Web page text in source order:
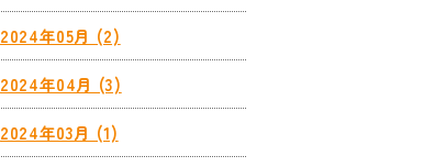
2024年05月 (2)
2024年04月 (3)
2024年03月 (1)